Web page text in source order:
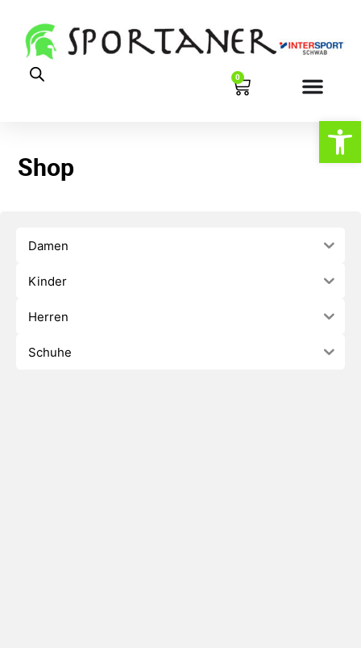
0
Shop
Damen
Kinder
Herren
Schuhe